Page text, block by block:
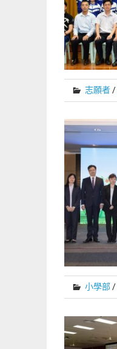
志願者/
小學部/